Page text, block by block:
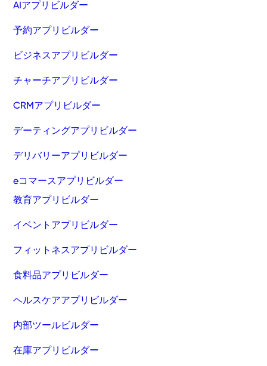
AIアプリビルダー
予約アプリビルダー
ビジネスアプリビルダー
チャーチアプリビルダー
CRMアプリビルダー
デーティングアプリビルダー
デリバリーアプリビルダー
eコマースアプリビルダー
教育アプリビルダー
イベントアプリビルダー
フィットネスアプリビルダー
食料品アプリビルダー
ヘルスケアアプリビルダー
内部ツールビルダー
在庫アプリビルダー